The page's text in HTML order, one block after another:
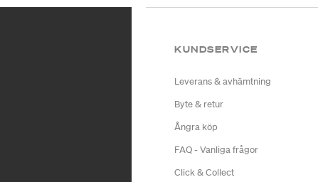
KUNDSERVICE
Leverans & avhämtning
Byte & retur
Ångra köp
FAQ - Vanliga frågor
Click & Collect